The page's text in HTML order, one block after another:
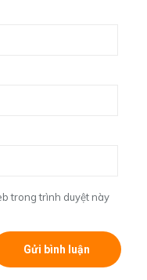
trong trình duyệt này